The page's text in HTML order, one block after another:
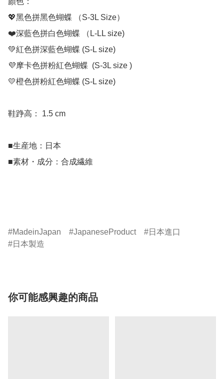
💖黑色拼黑色蝴蝶 （S-3L Size）
❤️深藍色拼白色蝴蝶 （L-LL size)
💚紅色拼深藍色蝴蝶 (S-L size)
💜摩卡色拼粉紅色蝴蝶  (S-3L size )
💛橙色拼粉紅色蝴蝶 (S-L size)
鞋踭高： 1.5 cm
■生産地：日本
■素材・成分：合成繊維
MadeinJapan JapaneseProduct
日本進口
日本製造
你可能感興趣的商品